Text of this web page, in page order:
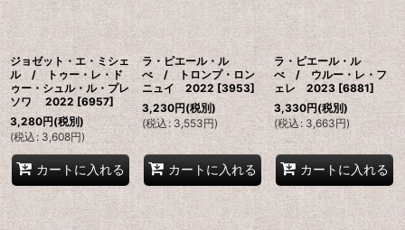
ジョゼット・エ・ミシェ
ル / トゥー・レ・ド
ゥー・シュル・ル・プレ
ソワ 2022 [6957]
3,280円(税別)
(税込: 3,608円)
カートに入れる
ラ・ピエール・ル
べ / トロンプ・ロン
ニュイ 2022 [3953]
3,230円(税別)
(税込 : 3,553円)
カートに入れる
ラ・ピエール・ル
べ / ウルー・レ・フ
ェレ 2023 [6881]
3,330円(税別)
(税込: 3,663円)
カートに入れる